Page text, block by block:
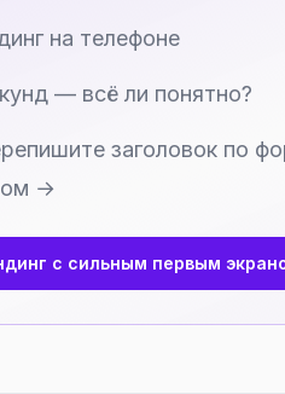
на телефоне
— всё ли понятно?
заголовок по
→
с сильным первым